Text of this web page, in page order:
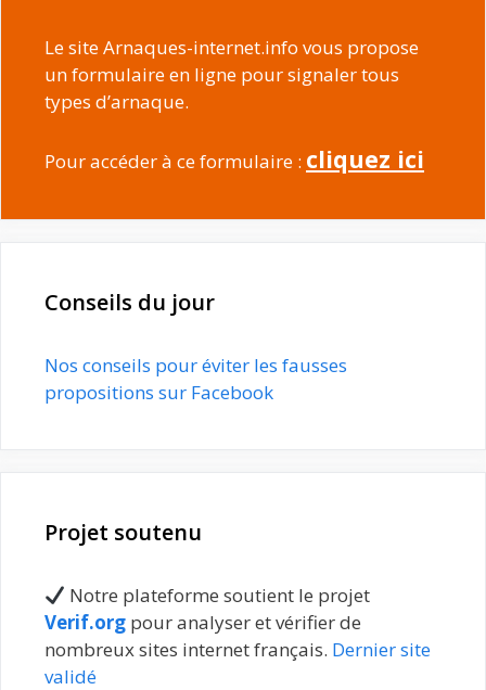
Le site Arnaques-internet.info vous propose
un formulaire en ligne pour signaler tous
types d’arnaque.
Pour accéder à ce formulaire : cliquez ici
Conseils du jour
Nos conseils pour éviter les fausses
propositions sur Facebook
Projet soutenu
Notre plateforme soutient le projet
Verif.org pour analyser et vérifier de
nombreux sites internet français. Dernier site
validé